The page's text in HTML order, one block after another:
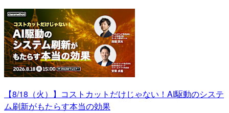
【8/18（火）】コストカットだけじゃない！AI駆動のシステ
ム刷新がもたらす本当の効果